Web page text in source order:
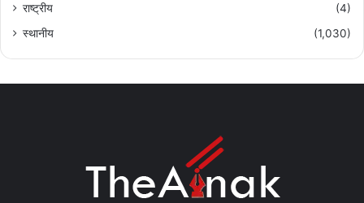
राष्ट्रीय
(4)
स्थानीय
(1,030)